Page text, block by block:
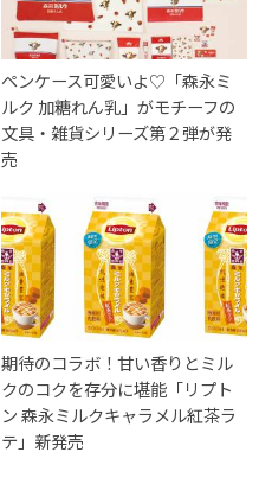
ペンケース可愛いよ♡「森永ミ
ルク 加糖れん乳」がモチーフの
文具・雑貨シリーズ第２弾が発
売
期待のコラボ！甘い香りとミル
クのコクを存分に堪能「リプト
ン 森永ミルクキャラメル紅茶ラ
テ」新発売